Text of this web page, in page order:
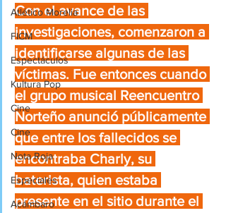
Atlético Morelia
FICM
Espectáculos
Kultura Pop
Cine
Cine
Nota Roja
Especiales
Acámbaro
Con el avance de las
investigaciones, comenzaron a
identificarse algunas de las
víctimas. Fue entonces cuando
el grupo musical Reencuentro
Norteño anunció públicamente
que entre los fallecidos se
encontraba Charly, su
baterista, quien estaba
presente en el sitio durante el